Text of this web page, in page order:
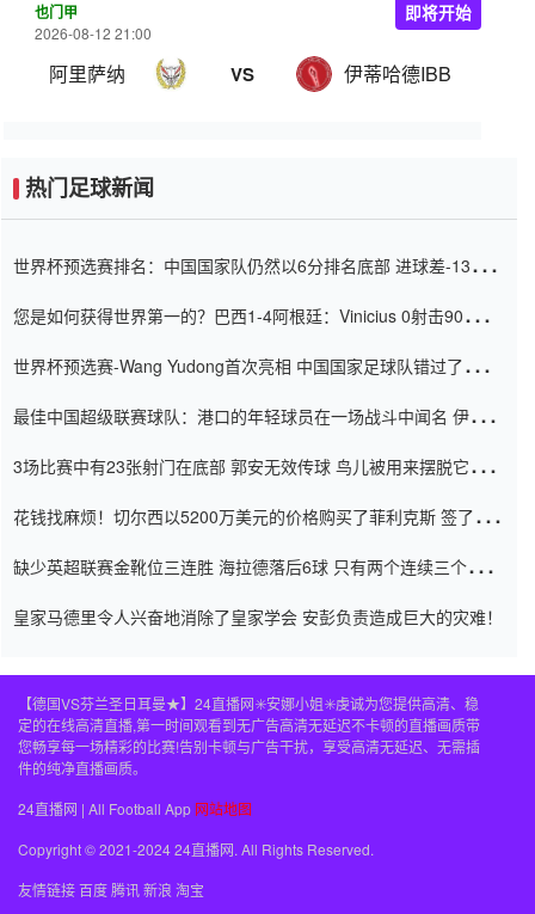
也门甲
2026-08-12 21:00
阿里萨纳 VS 伊蒂哈德IBB
即将开始
热门足球新闻
世界杯预选赛排名：中国国家队仍然以6分排名底部 进球差-13令人
您是如何获得世界第一的？巴西1-4阿根廷：Vinicius 0射击90分钟
世界杯预选赛-Wang Yudong首次亮相 中国国家足球队错过了世界
最佳中国超级联赛球队：港口的年轻球员在一场战斗中闻名 伊万放
3场比赛中有23张射门在底部 郭安无效传球 鸟儿被用来摆脱它
花钱找麻烦！切尔西以5200万美元的价格购买了菲利克斯 签了7年
缺少英超联赛金靴位三连胜 海拉德落后6球 只有两个连续三个连续
皇家马德里令人兴奋地消除了皇家学会 安彭负责造成巨大的灾难！
【德国VS芬兰圣日耳曼★】24直播网✳️安娜小姐✳️虔诚为您提供高清、稳
定的在线高清直播,第一时间观看到无广告高清无延迟不卡顿的直播画质带
您畅享每一场精彩的比赛!告别卡顿与广告干扰，享受高清无延迟、无需插
件的纯净直播画质。
24直播网 | All Football App 网站地图
Copyright © 2021-2024 24直播网. All Rights Reserved.
友情链接百度腾讯新浪 淘宝